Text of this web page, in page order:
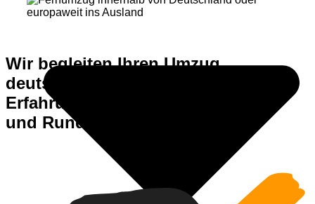
Wir begleiten Ihren Umzug
deutschland- und europaweit mit
Erfahrung, modernem Equipment
und Rundum-Service.